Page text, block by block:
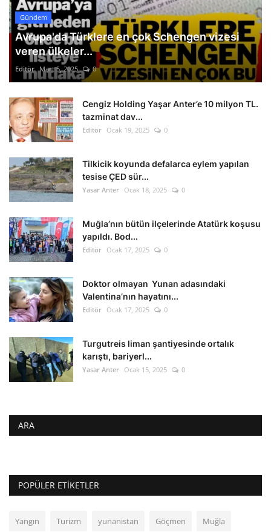
Gündem
Avrupa'da Türklere en çok Schengen vizesi
veren ülkeler...
Editör Mart 5, 2025 0
Cengiz Holding Yaşar Anter’e 10 milyon TL.
tazminat dav...
Editör Ocak 19, 2025 0
Tilkicik koyunda defalarca eylem yapılan
tesise ÇED sür...
Yasar Anter Ocak 18, 2025 0
Muğla’nın bütün ilçelerinde Atatürk koşusu
yapıldı. Bod...
Editör Ocak 17, 2025 0
Doktor olmayan Yunan adasındaki
Valentina’nın hayatını...
Editör Ocak 17, 2025 0
Turgutreis liman şantiyesinde ortalık
karıştı, bariyerl...
Yasar Anter Ocak 15, 2025 0
ARA
POPÜLER ETIKETLER
Yangın Turizm yunanistan Göçmen Muğla